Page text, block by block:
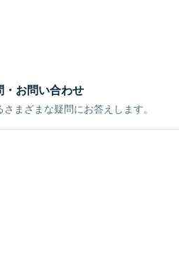
・お問い合わせ
まざまな疑問にお答えします。